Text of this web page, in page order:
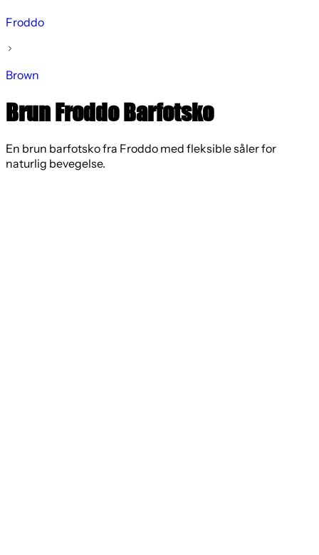
Froddo
Brown
Brun Froddo Barfotsko
En brun barfotsko fra Froddo med fleksible såler for
naturlig bevegelse.